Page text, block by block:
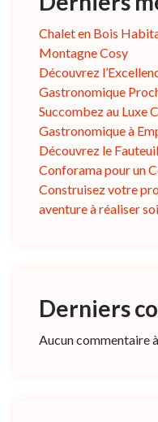
Chalet en Bois
Montagne Cosy
Découvrez
Gastronomique
Succombez au Luxe
Gastronomique à
Découvrez le
Conforama pour un
Construisez votre
aventure à réaliser
Derniers
Aucun commentaire